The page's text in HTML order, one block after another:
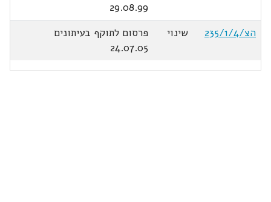
29.08.99
הצ/235/1/4
שינוי
פרסום לתוקף בעיתונים
24.07.05